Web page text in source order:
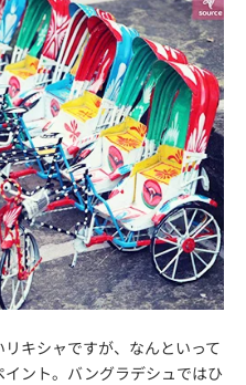
キシャですが、なんといって
ント。バングラデシュではひ